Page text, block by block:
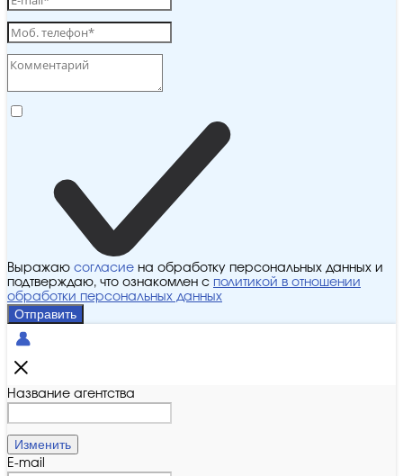
Выражаю согласие на обработку персональных данных и
подтверждаю, что ознакомлен с политикой в отношении
обработки персональных данных
Отправить
Название агентства
Изменить
E-mail